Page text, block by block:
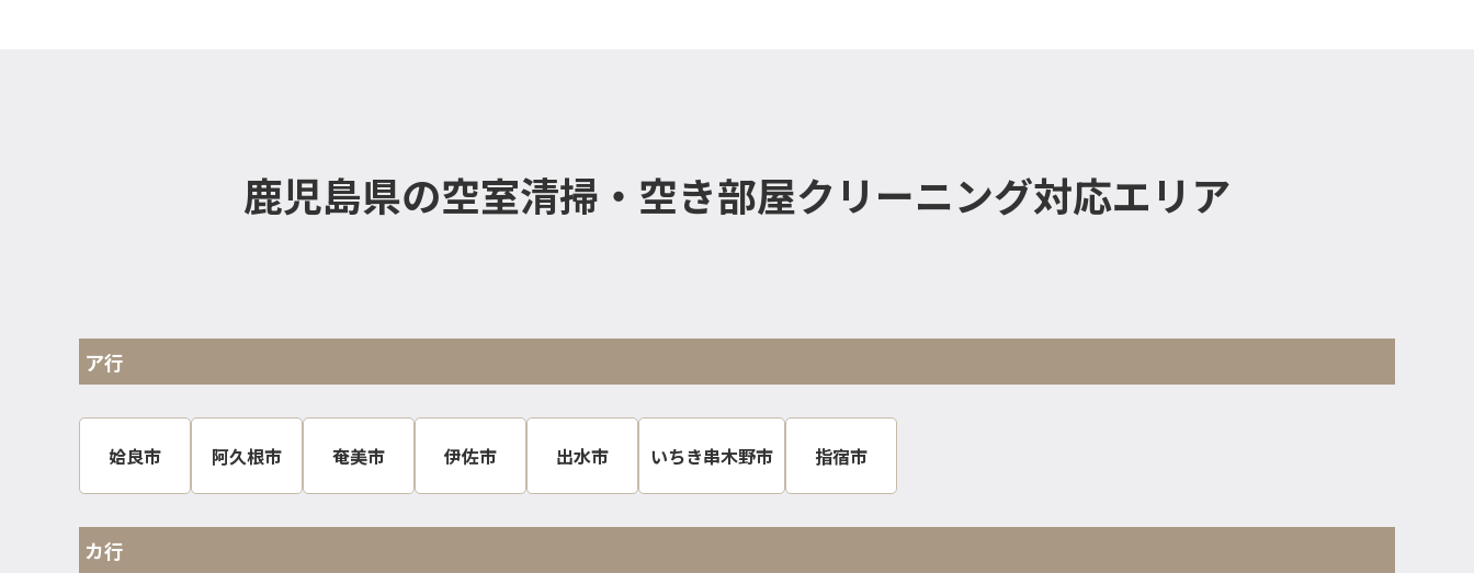
鹿児島県の空室清掃・空き部屋クリーニング対応エリア
ア行
姶良市 阿久根市 奄美市 伊佐市 出水市 いちき串木野市 指宿市
カ行